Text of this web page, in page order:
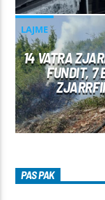
LAJME
14 VATRA
FUNDIT, 7
PAS PAK